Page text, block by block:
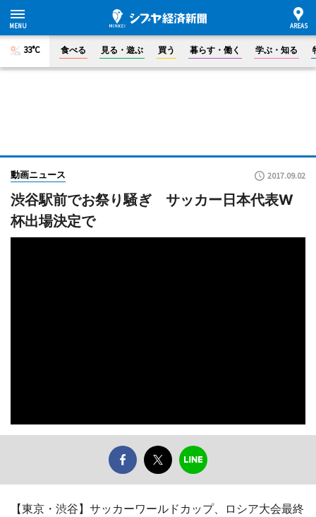
33°C 食べる 見る・遊ぶ 買う 暮らす・働く 学ぶ・知る
動画ニュース 2017.09.02
渋谷駅前でお祭り騒ぎ サッカー日本代表W
杯出場決定で
【東京・渋谷】サッカーワールドカップ、ロシア大会最終